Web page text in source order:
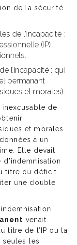
de la sécurité
de l’incapacité :
(IP)
l’incapacité : qui
permanant
et morales).
inexcusable de
et morales
à un
Elle devait
titre du déficit
une double
venait
titre de l’IP ou la
seules les